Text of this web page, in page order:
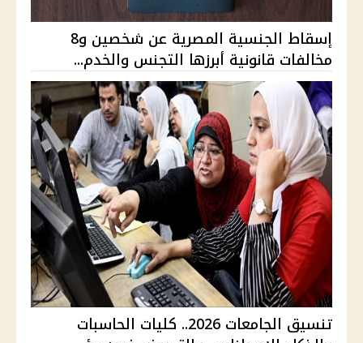
إسقاط الجنسية المصرية عن شخصين و8
مخالفات قانونية أبرزها التجنس والخدم...
تنسيق الجامعات 2026.. كليات الحاسبات